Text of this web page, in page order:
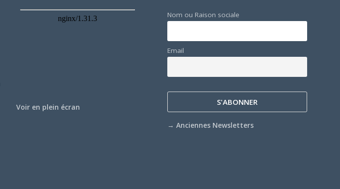
Voir en plein écran
Nom ou Raison sociale
Email
→Anciennes Newsletters